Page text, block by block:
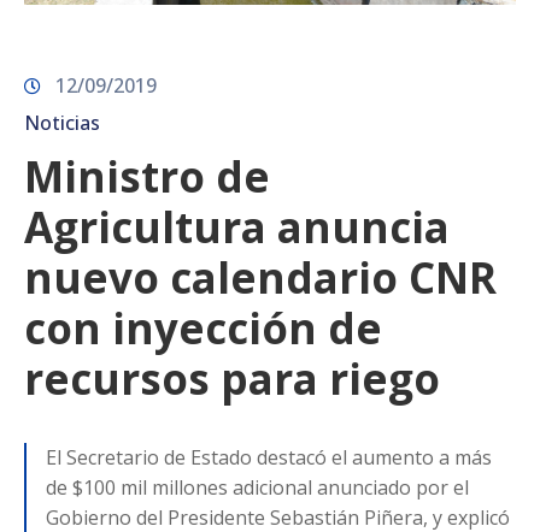
12/09/2019
Noticias
Ministro de
Agricultura anuncia
nuevo calendario CNR
con inyección de
recursos para riego
El Secretario de Estado destacó el aumento a más
de $100 mil millones adicional anunciado por el
Gobierno del Presidente Sebastián Piñera, y explicó